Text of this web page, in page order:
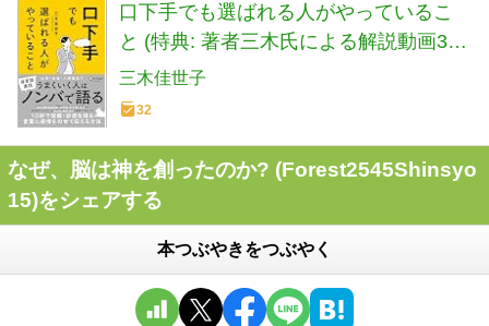
口下手でも選ばれる人がやっているこ
と (特典: 著者三木氏による解説動画3
本)
三木佳世子
32
なぜ、脳は神を創ったのか? (Forest2545Shinsyo
15)をシェアする
本つぶやきをつぶやく